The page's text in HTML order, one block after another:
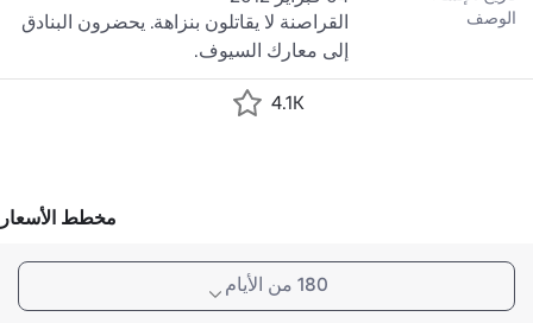
الوصف
إلى معارك السيوف.
4.1K
مخطط الأسعار
180 من الأيام